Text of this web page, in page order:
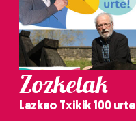
Zozketak
Lazkao Txikik 100